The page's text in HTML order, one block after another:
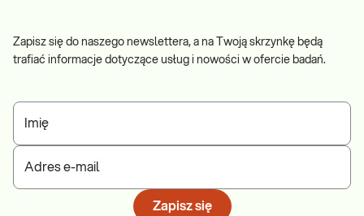
Zapisz się do naszego newslettera, a na Twoją skrzynkę będą
trafiać informacje dotyczące usług i nowości w ofercie badań.
Imię
Adres e-mail
Zapisz się